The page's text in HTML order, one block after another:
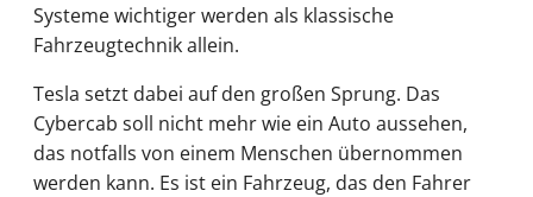
Systeme wichtiger werden als klassische
Fahrzeugtechnik allein.
Tesla setzt dabei auf den großen Sprung. Das
Cybercab soll nicht mehr wie ein Auto aussehen,
das notfalls von einem Menschen übernommen
werden kann. Es ist ein Fahrzeug, das den Fahrer